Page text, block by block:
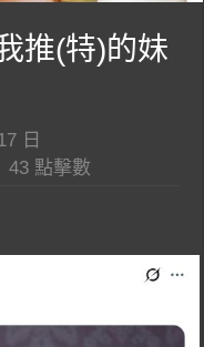
推(特)的妹
日
43 點擊數